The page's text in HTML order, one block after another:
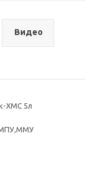
Видео
ХМС 5л
МПУ,ММУ